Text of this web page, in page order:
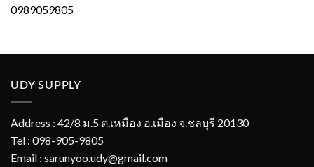
0989059805
UDY SUPPLY
Address : 42/8 ม.5 ต.เหมือง อ.เมือง จ.ชลบุรี 20130
Tel : 098-905-9805
Email : sarunyoo.udy@gmail.com